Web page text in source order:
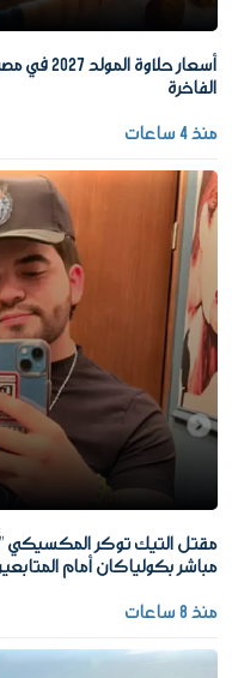
أسعار
الفاخرة
منذ 4 ساعات
مقتل التيك توكر المكسيكي
مباشر بكولياكان أمام
منذ 8 ساعات